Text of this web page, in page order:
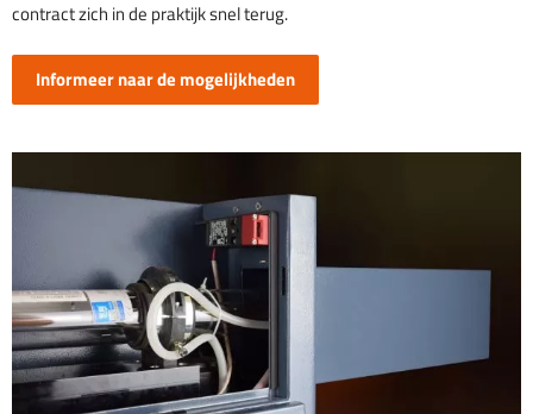
contract zich in de praktijk snel terug.
Informeer naar de mogelijkheden